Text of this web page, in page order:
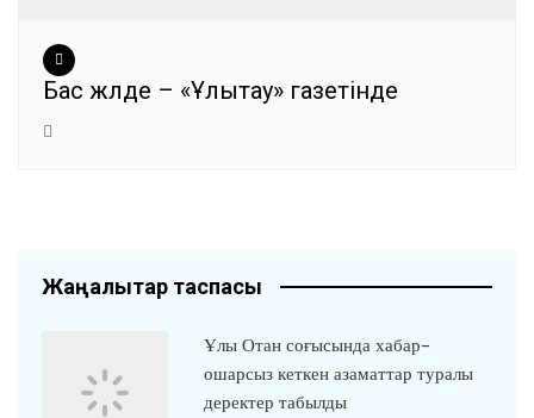
Бас жүлде – «Ұлытау» газетінде
Жаңалықтар таспасы
Ұлы Отан соғысында хабар-
ошарсыз кеткен азаматтар туралы
деректер табылды